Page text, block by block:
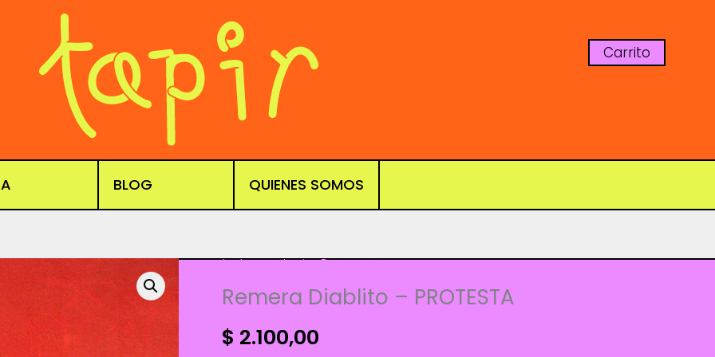
Carrito
BLOG QUIENES SOMOS
Indumentaria,Remeras
Remera Diablito – PROTESTA
$ 2.100,00